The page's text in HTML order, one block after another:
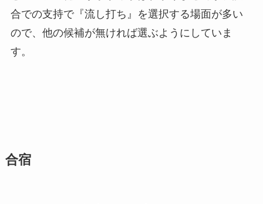
合での支持で『流し打ち』を選択する場面が多い
ので、他の候補が無ければ選ぶようにしていま
す。
合宿